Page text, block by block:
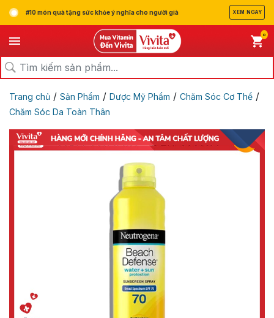
#10 món quà tặng sức khỏe ý nghĩa cho người già XEM NGAY
0
Trang chủ / Sản Phẩm / Dược Mỹ Phẩm / Chăm Sóc Cơ Thể /
Chăm Sóc Da Toàn Thân